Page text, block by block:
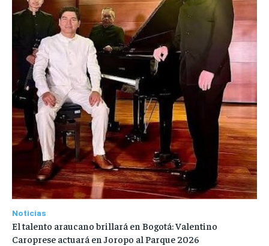
Noticias
El talento araucano brillará en Bogotá: Valentino
Caroprese actuará en Joropo al Parque 2026